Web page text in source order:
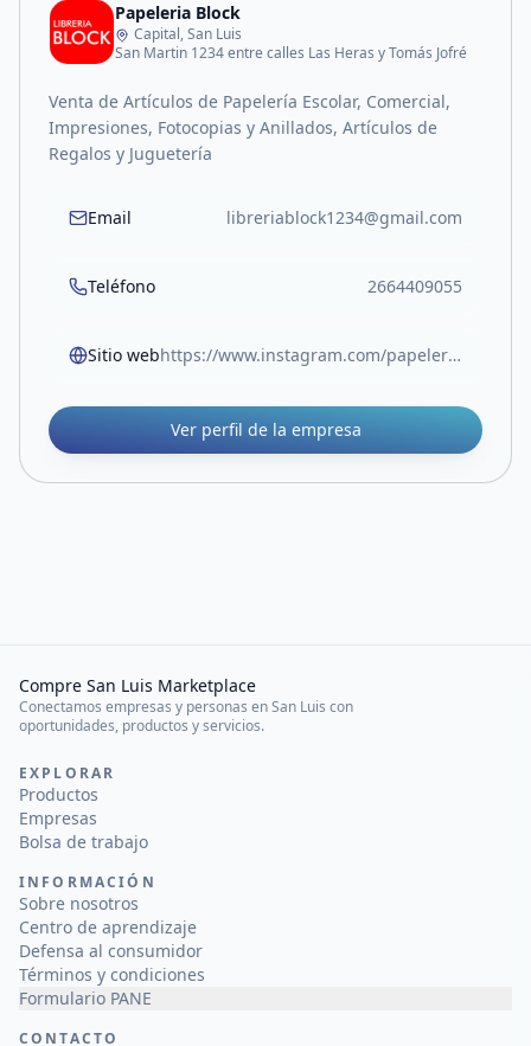
Papeleria Block
Capital, San Luis
San Martin 1234 entre calles Las Heras y Tomás Jofré
Venta de Artículos de Papelería Escolar, Comercial,
Impresiones, Fotocopias y Anillados, Artículos de
Regalos y Juguetería
Email libreriablock1234@gmail.com
Teléfono 2664409055
Sitio web https://www.instagram.com/papeleriablock.sl?igsh=MW05Z3RocjUwOTlvOA%3D%3D
Ver perfil de la empresa
Compre San Luis Marketplace
Conectamos empresas y personas en San Luis con
oportunidades, productos y servicios.
EXPLORAR
Productos
Empresas
Bolsa de trabajo
INFORMACIÓN
Sobre nosotros
Centro de aprendizaje
Defensa al consumidor
Términos y condiciones
Formulario PANE
CONTACTO